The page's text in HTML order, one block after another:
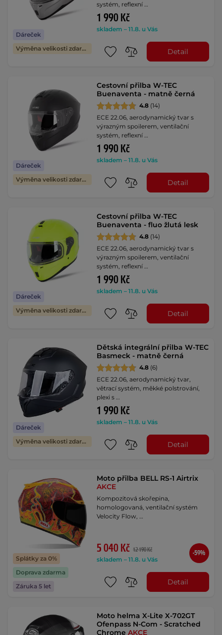
Dáreček
Výměna velikosti zdarma
systém, reflexní …
1 990 Kč
skladem – 11.8. u Vás
Detail
Dáreček
Výměna velikosti zdarma
Cestovní přilba W-TEC
Buenaventa - matně černá
4.8 (14)
ECE 22.06, aerodynamický tvar s
výrazným spoilerem, ventilační
systém, reflexní …
1 990 Kč
skladem – 11.8. u Vás
Detail
Dáreček
Výměna velikosti zdarma
Cestovní přilba W-TEC
Buenaventa - fluo žlutá lesk
4.8 (14)
ECE 22.06, aerodynamický tvar s
výrazným spoilerem, ventilační
systém, reflexní …
1 990 Kč
skladem – 11.8. u Vás
Detail
Dáreček
Výměna velikosti zdarma
Dětská integrální přilba W-TEC
Basmeck - matně černá
4.8 (6)
ECE 22.06, aerodynamický tvar,
větrací systém, měkké polstrování,
plexi s …
1 990 Kč
skladem – 11.8. u Vás
Detail
Splátky za 0%
Doprava zdarma
Záruka 5 let
Moto přilba BELL RS-1 Airtrix
AKCE
Kompozitová skořepina,
homologovaná, ventilační systém
Velocity Flow, …
5 040 Kč 12 190 Kč
skladem – 11.8. u Vás
-59%
Detail
Moto helma X-Lite X-702GT
Ofenpass N-Com - Scratched
ChromeAKCE